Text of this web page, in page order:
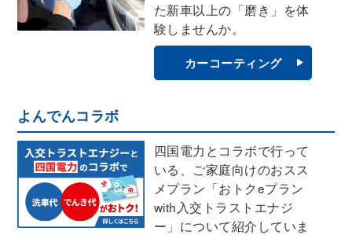
た新車以上の「磨き」を体
験しませんか。
カーコーティング
よんでんコラボ
四国電力とコラボで行って
いる、ご家庭向けのおスス
メプラン「おトクeプラン
with入交トラストエナジ
ー」について紹介していま